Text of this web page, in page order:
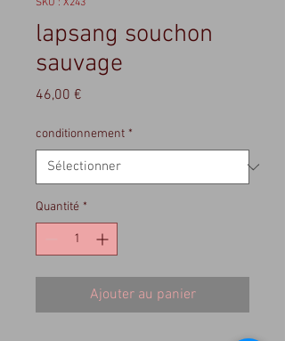
SKU : X243
lapsang souchon
sauvage
46,00 €
conditionnement *
Quantité *
Ajouter au panier